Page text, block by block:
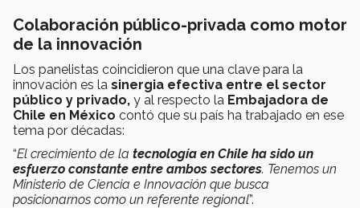
Colaboración público-privada como motor
de la innovación
Los panelistas coincidieron que una clave para la
innovación es la sinergia efectiva entre el sector
público y privado, y al respecto la Embajadora de
Chile en México contó que su país ha trabajado en ese
tema por décadas:
“El crecimiento de la tecnología en Chile ha sido un
esfuerzo constante entre ambos sectores. Tenemos un
Ministerio de Ciencia e Innovación que busca
posicionarnos como un referente regional”.